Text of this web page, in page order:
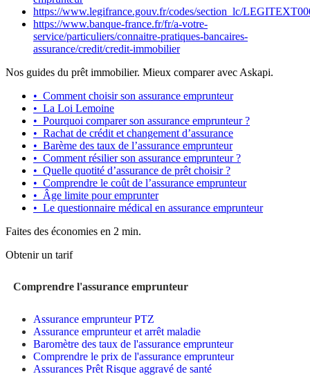
https://www.legifrance.gouv.fr/codes/section_lc/
https://www.banque-france.fr/fr/a-votre-
service/particuliers/connaitre-pratiques-bancaires-
assurance/credit/credit-immobilier
Nos guides du prêt immobilier. Mieux comparer avec Askapi.
• Comment choisir son assurance emprunteur
• La Loi Lemoine
• Pourquoi comparer son assurance emprunteur ?
• Rachat de crédit et changement d’assurance
• Barème des taux de l’assurance emprunteur
• Comment résilier son assurance emprunteur ?
• Quelle quotité d’assurance de prêt choisir ?
• Comprendre le coût de l’assurance emprunteur
• Âge limite pour emprunter
• Le questionnaire médical en assurance emprunteur
Faites des économies en 2 min.
Obtenir un tarif
Comprendre l'assurance emprunteur
Assurance emprunteur PTZ
Assurance emprunteur et arrêt maladie
Baromètre des taux de l'assurance emprunteur
Comprendre le prix de l'assurance emprunteur
Assurances Prêt Risque aggravé de santé